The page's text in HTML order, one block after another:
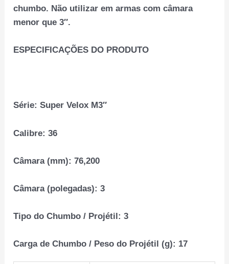
chumbo. Não utilizar em armas com câmara
menor que 3″.
ESPECIFICAÇÕES DO PRODUTO
Série:Super Velox M3″
Calibre:36
Câmara (mm):76,200
Câmara (polegadas):3
Tipo do Chumbo / Projétil:3
Carga de Chumbo / Peso do Projétil (g): 17